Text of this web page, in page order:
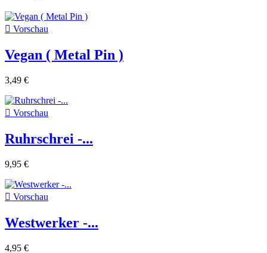
 Vorschau
Vegan ( Metal Pin )
3,49 €
 Vorschau
Ruhrschrei -...
9,95 €
 Vorschau
Westwerker -...
4,95 €